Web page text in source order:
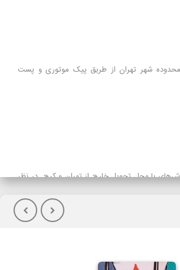
شهر تهران از طریق پیک موتوری و پست
با محل تحویل خارج از تهران و کرج در نظر
کرایه) دارند توصیه می شود.
روشهای ارسال سریعتر می باشد. در صورت انتخاب